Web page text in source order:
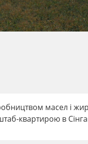
масел і
квартирою в